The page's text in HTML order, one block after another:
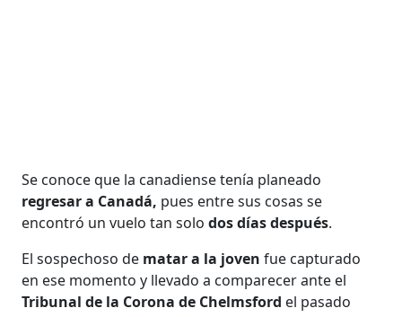
Se conoce que la canadiense tenía planeado
regresar a Canadá, pues entre sus cosas se
encontró un vuelo tan solo dos días después.
El sospechoso de matar a la joven fue capturado
en ese momento y llevado a comparecer ante el
Tribunal de la Corona de Chelmsford el pasado